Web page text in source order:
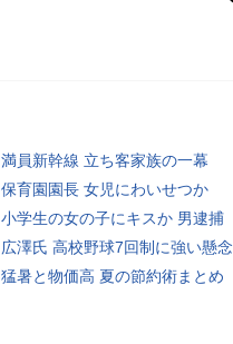
満員新幹線 立ち客家族の一幕
保育園園長 女児にわいせつか
小学生の女の子にキスか 男逮捕
広澤氏 高校野球7回制に強い懸念
猛暑と物価高 夏の節約術まとめ